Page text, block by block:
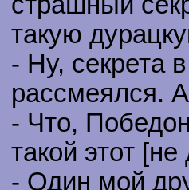
такую
- Ну, секрета
рассмеялся.
- Что,
такой этот
- Один мой